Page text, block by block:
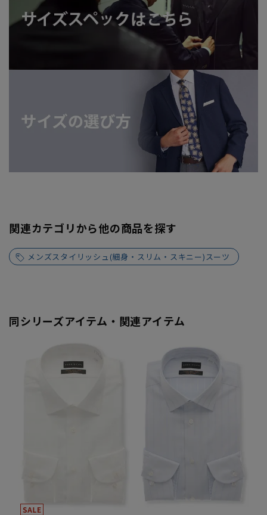
関連カテゴリから他の商品を探す
メンズスタイリッシュ(細身・スリム・スキニー)スーツ
同シリーズアイテム・関連アイテム